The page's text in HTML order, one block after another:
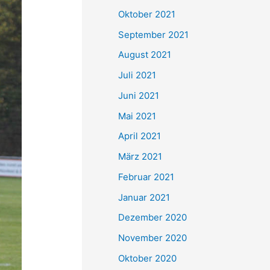
e
n
h
:
Oktober 2021
September 2021
August 2021
Juli 2021
Juni 2021
Mai 2021
April 2021
März 2021
Februar 2021
Januar 2021
Dezember 2020
November 2020
Oktober 2020